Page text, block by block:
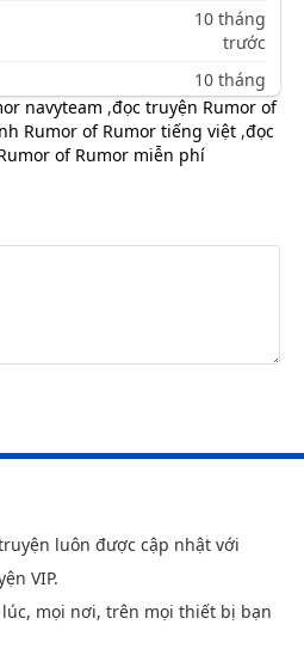
10 tháng
trước
10 tháng
trước
10 tháng
navyteam ,đọc truyện Rumor of
Rumor of Rumor tiếng việt ,đọc
of Rumor miễn phí
luôn được cập nhật với
VIP.
mọi nơi, trên mọi thiết bị bạn